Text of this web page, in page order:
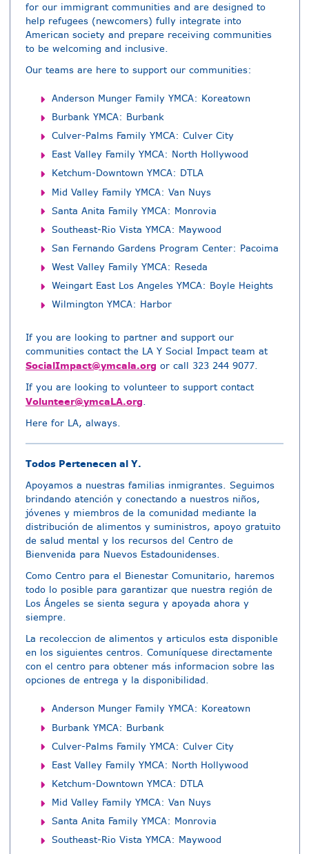
for our immigrant communities and are designed to
help refugees (newcomers) fully integrate into
American society and prepare receiving communities
to be welcoming and inclusive.
Our teams are here to support our communities:
Anderson Munger Family YMCA: Koreatown
Burbank YMCA: Burbank
Culver-Palms Family YMCA: Culver City
East Valley Family YMCA: North Hollywood
Ketchum-Downtown YMCA: DTLA
Mid Valley Family YMCA: Van Nuys
Santa Anita Family YMCA: Monrovia
Southeast-Rio Vista YMCA: Maywood
San Fernando Gardens Program Center: Pacoima
West Valley Family YMCA: Reseda
Weingart East Los Angeles YMCA: Boyle Heights
Wilmington YMCA: Harbor
If you are looking to partner and support our
communities contact the LA Y Social Impact team at
SocialImpact@ymcala.org or call 323 244 9077.
If you are looking to volunteer to support contact
Volunteer@ymcaLA.org.
Here for LA, always.
Todos Pertenecen al Y.
Apoyamos a nuestras familias inmigrantes. Seguimos
brindando atención y conectando a nuestros niños,
jóvenes y miembros de la comunidad mediante la
distribución de alimentos y suministros, apoyo gratuito
de salud mental y los recursos del Centro de
Bienvenida para Nuevos Estadounidenses.
Como Centro para el Bienestar Comunitario, haremos
todo lo posible para garantizar que nuestra región de
Los Ángeles se sienta segura y apoyada ahora y
siempre.
La recoleccion de alimentos y articulos esta disponible
en los siguientes centros. Comuníquese directamente
con el centro para obtener más informacion sobre las
opciones de entrega y la disponibilidad.
Anderson Munger Family YMCA: Koreatown
Burbank YMCA: Burbank
Culver-Palms Family YMCA: Culver City
East Valley Family YMCA: North Hollywood
Ketchum-Downtown YMCA: DTLA
Mid Valley Family YMCA: Van Nuys
Santa Anita Family YMCA: Monrovia
Southeast-Rio Vista YMCA: Maywood